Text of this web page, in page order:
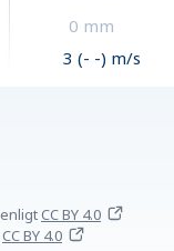
0 mm
3 (- -) m/s
enligtCC BY 4.0
CC BY 4.0